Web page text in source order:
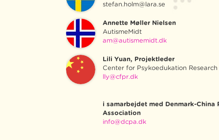
stefan.holm@lara.se
Annette Møller Nielsen
AutismeMidt
am@autismemidt.dk
Lili Yuan, Projektleder
Center for Psykoedukation Research
lly@cfpr.dk
i samarbejdet med Denmark-China
Association
info@dcpa.dk